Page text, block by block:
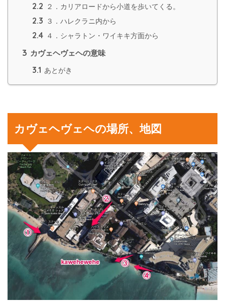
2.2 ２．カリアロードから小道を歩いてくる。
2.3 ３．ハレクラニ内から
2.4 ４．シャラトン・ワイキキ方面から
3 カヴェヘヴェヘの意味
3.1 あとがき
カヴェヘヴェヘの場所、地図